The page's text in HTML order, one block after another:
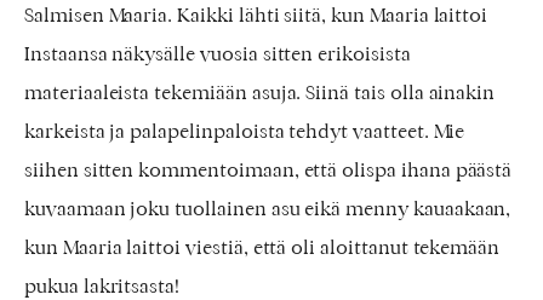
Salmisen Maaria. Kaikki lähti siitä, kun Maaria laittoi
Instaansa näkysälle vuosia sitten erikoisista
materiaaleista tekemiään asuja. Siinä tais olla ainakin
karkeista ja palapelinpaloista tehdyt vaatteet. Mie
siihen sitten kommentoimaan, että olispa ihana päästä
kuvaamaan joku tuollainen asu eikä menny kauaakaan,
kun Maaria laittoi viestiä, että oli aloittanut tekemään
pukua lakritsasta!